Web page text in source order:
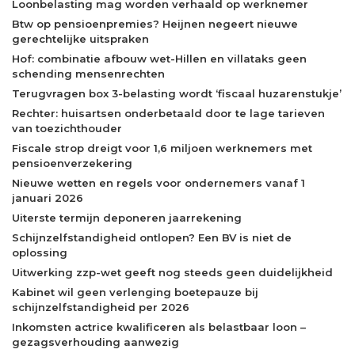
Loonbelasting mag worden verhaald op werknemer
Btw op pensioenpremies? Heijnen negeert nieuwe
gerechtelijke uitspraken
Hof: combinatie afbouw wet-Hillen en villataks geen
schending mensenrechten
Terugvragen box 3-belasting wordt ‘fiscaal huzarenstukje’
Rechter: huisartsen onderbetaald door te lage tarieven
van toezichthouder
Fiscale strop dreigt voor 1,6 miljoen werknemers met
pensioenverzekering
Nieuwe wetten en regels voor ondernemers vanaf 1
januari 2026
Uiterste termijn deponeren jaarrekening
Schijnzelfstandigheid ontlopen? Een BV is niet de
oplossing
Uitwerking zzp-wet geeft nog steeds geen duidelijkheid
Kabinet wil geen verlenging boetepauze bij
schijnzelfstandigheid per 2026
Inkomsten actrice kwalificeren als belastbaar loon –
gezagsverhouding aanwezig